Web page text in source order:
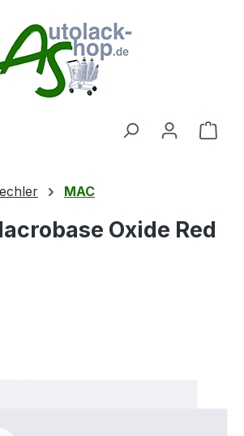
MAC
Oxide Red